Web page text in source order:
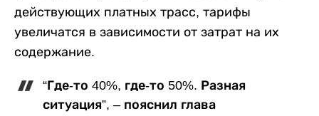
действующих платных трасс, тарифы
увеличатся в зависимости от затрат на их
содержание.
“Где-то 40%, где-то 50%. Разная
ситуация”, – пояснил глава